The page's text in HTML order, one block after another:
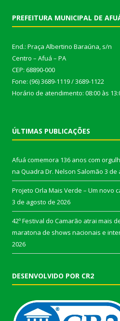
PREFEITURA MUNICIPAL DE
End.: Praça Albertino Baraúna, s/n
Centro – Afuá – PA
CEP: 68890-000
Fone: (96) 3689-1119 / 3689-1122
Horário de atendimento: 08:00 às
ÚLTIMAS PUBLICAÇÕES
Afuá comemora 136 anos com
na Quadra Dr. Nelson Salomão 3 de
Projeto Orla Mais Verde – Um novo
3 de agosto de 2026
42º Festival do Camarão atrai mais
maratona de shows nacionais e
2026
DESENVOLVIDO POR CR2